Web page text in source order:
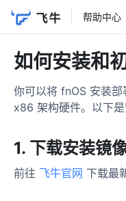
帮助中心
如何安装和
你可以将 fnOS 安装
x86 架构硬件。以下是
1. 下载安装镜
前往 飞牛官网 下载最